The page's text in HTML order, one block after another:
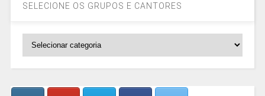
SELECIONE OS GRUPOS E CANTORES
CANTORES